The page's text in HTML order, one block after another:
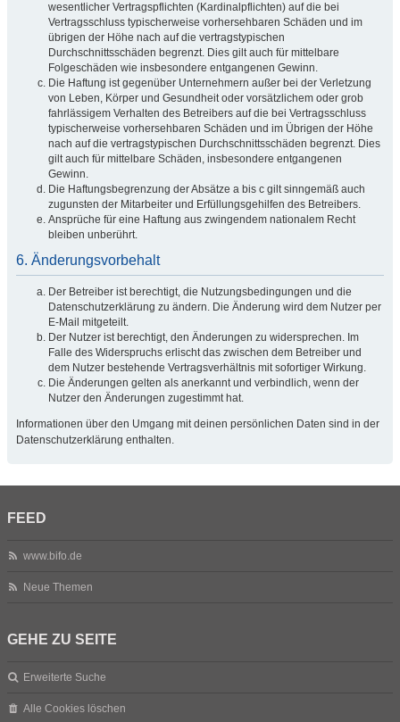
wesentlicher Vertragspflichten (Kardinalpflichten) auf die bei
Vertragsschluss typischerweise vorhersehbaren Schäden und im
übrigen der Höhe nach auf die vertragstypischen
Durchschnittsschäden begrenzt. Dies gilt auch für mittelbare
Folgeschäden wie insbesondere entgangenen Gewinn.
Die Haftung ist gegenüber Unternehmern außer bei der Verletzung
von Leben, Körper und Gesundheit oder vorsätzlichem oder grob
fahrlässigem Verhalten des Betreibers auf die bei Vertragsschluss
typischerweise vorhersehbaren Schäden und im Übrigen der Höhe
nach auf die vertragstypischen Durchschnittsschäden begrenzt. Dies
gilt auch für mittelbare Schäden, insbesondere entgangenen
Gewinn.
Die Haftungsbegrenzung der Absätze a bis c gilt sinngemäß auch
zugunsten der Mitarbeiter und Erfüllungsgehilfen des Betreibers.
Ansprüche für eine Haftung aus zwingendem nationalem Recht
bleiben unberührt.
6. Änderungsvorbehalt
Der Betreiber ist berechtigt, die Nutzungsbedingungen und die
Datenschutzerklärung zu ändern. Die Änderung wird dem Nutzer per
E-Mail mitgeteilt.
Der Nutzer ist berechtigt, den Änderungen zu widersprechen. Im
Falle des Widerspruchs erlischt das zwischen dem Betreiber und
dem Nutzer bestehende Vertragsverhältnis mit sofortiger Wirkung.
Die Änderungen gelten als anerkannt und verbindlich, wenn der
Nutzer den Änderungen zugestimmt hat.
Informationen über den Umgang mit deinen persönlichen Daten sind in der
Datenschutzerklärung enthalten.
FEED
www.bifo.de
Neue Themen
GEHE ZU SEITE
Erweiterte Suche
Alle Cookies löschen